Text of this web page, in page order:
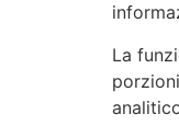
La